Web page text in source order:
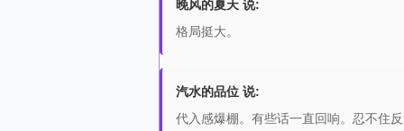
晚风的夏天 说:
格局挺大。
汽水的品位 说:
代入感爆棚。有些话一直回响。忍不住